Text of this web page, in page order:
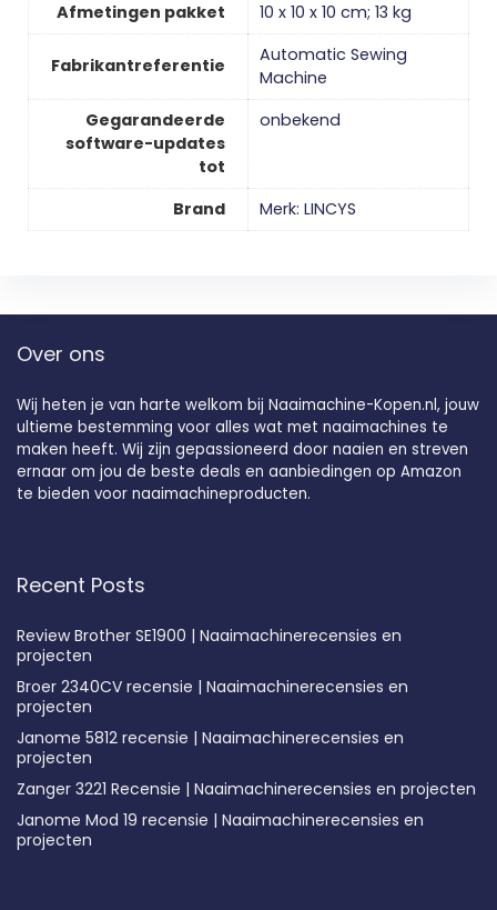
Afmetingen pakket
‎10 x 10 x 10 cm; 13 kg
Fabrikantreferentie
‎Automatic Sewing
Machine
Gegarandeerde
software-updates
tot
‎onbekend
Brand Merk: LINCYS
Over ons
Wij heten je van harte welkom bij Naaimachine-Kopen.nl, jouw
ultieme bestemming voor alles wat met naaimachines te
maken heeft. Wij zijn gepassioneerd door naaien en streven
ernaar om jou de beste deals en aanbiedingen op Amazon
te bieden voor naaimachineproducten.
Recent Posts
Review Brother SE1900 | Naaimachinerecensies en
projecten
Broer 2340CV recensie | Naaimachinerecensies en
projecten
Janome 5812 recensie | Naaimachinerecensies en
projecten
Zanger 3221 Recensie | Naaimachinerecensies en projecten
Janome Mod 19 recensie | Naaimachinerecensies en
projecten